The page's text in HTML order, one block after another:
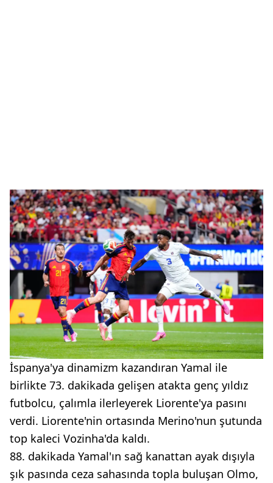
İspanya'ya dinamizm kazandıran Yamal ile
birlikte 73. dakikada gelişen atakta genç yıldız
futbolcu, çalımla ilerleyerek Liorente'ya pasını
verdi. Liorente'nin ortasında Merino'nun şutunda
top kaleci Vozinha'da kaldı.
88. dakikada Yamal'ın sağ kanattan ayak dışıyla
şık pasında ceza sahasında topla buluşan Olmo,